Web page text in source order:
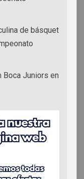
de básquet
Boca Juniors en